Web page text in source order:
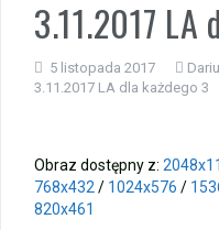
Zakończenie
Jest
Warsztaty
3.11.2017 LA
5 listopada 2017
3.11.2017 LA dla każdego 3
Obraz dostępny z:
768x432 / 1024x576 /
820x461